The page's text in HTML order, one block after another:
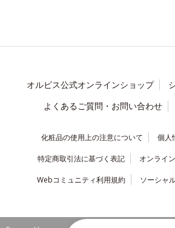
オルビス公式オンラインショップ
よくあるご質問・お問い合わせ
化粧品の使用上の注意について 個人
特定商取引法に基づく表記 オンライ
Webコミュニティ利用規約 ソーシャ